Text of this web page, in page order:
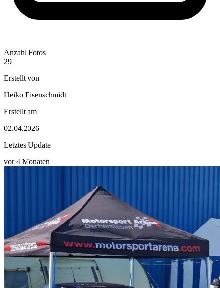
Anzahl Fotos
29
Erstellt von
Heiko Eisenschmidt
Erstellt am
02.04.2026
Letztes Update
vor 4 Monaten